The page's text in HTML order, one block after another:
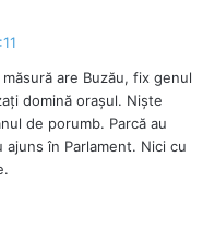
are Buzău, fix genul
domină orașul. Niște
de porumb. Parcă au
ajuns în Parlament. Nici cu